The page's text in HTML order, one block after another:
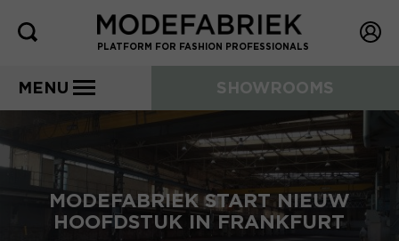
PLATFORM FOR FASHION PROFESSIONALS
MENU SHOWROOMS
MODEFABRIEK START NIEUW
HOOFDSTUK IN FRANKFURT